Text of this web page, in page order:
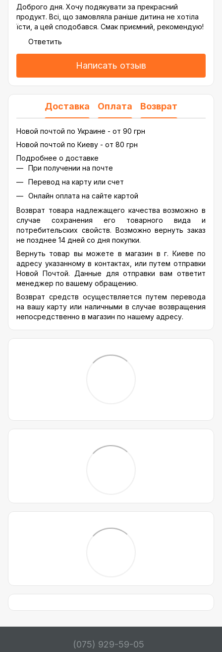
Доброго дня. Хочу подякувати за прекрасний
продукт. Всі, що замовляла раніше дитина не хотіла
їсти, а цей сподобався. Смак приємний, рекомендую!
Ответить
Написать отзыв
Доставка Оплата Возврат
Новой почтой по Украине - от 90 грн
Новой почтой по Киеву - от 80 грн
Подробнее о доставке
При получении на почте
Перевод на карту или счет
Онлайн оплата на сайте картой
Возврат товара надлежащего качества возможно в
случае сохранения его товарного вида и
потребительских свойств. Возможно вернуть заказ
не позднее 14 дней со дня покупки.
Вернуть товар вы можете в магазин в г. Киеве по
адресу указанному в контактах, или путем отправки
Новой Почтой. Данные для отправки вам ответит
менеджер по вашему обращению.
Возврат средств осуществляется путем перевода
на вашу карту или наличными в случае возвращения
непосредственно в магазин по нашему адресу.
(075) 929-59-05